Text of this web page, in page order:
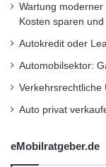
Wartung
Kosten sparen
Autokredit oder
Automobilsektor:
Verkehrsrechtliche
Auto privat
eMobilratgeber.de